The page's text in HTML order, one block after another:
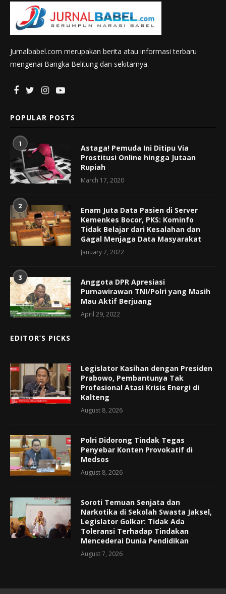
Jurnalbabel.com merupakan berita atau informasi terbaru
mengenai Bangka Belitung dan sekitarnya.
POPULAR POSTS
1
Astaga! Pemuda Ini Ditipu Via
Prostitusi Online hingga Jutaan
Rupiah
March 17, 2020
2
Enam Juta Data Pasien di Server
Kemenkes Bocor, PKS: Kominfo
Tidak Belajar dari Kesalahan dan
Gagal Menjaga Data Masyarakat
January 7, 2022
3
Anggota DPR Apresiasi
Purnawirawan TNI/Polri yang Masih
Mau Aktif Berjuang
April 29, 2022
EDITOR’S PICKS
Legislator Kasihan dengan Presiden
Prabowo, Pembantunya Tak
Profesional Atasi Krisis Energi di
Kalteng
August 8, 2026
Polri Didorong Tindak Tegas
Penyebar Konten Provokatif di
Medsos
August 8, 2026
Soroti Temuan Senjata dan
Narkotika di Sekolah Swasta Jaksel,
Legislator Golkar: Tidak Ada
Toleransi Terhadap Tindakan
Mencederai Dunia Pendidikan
August 7, 2026